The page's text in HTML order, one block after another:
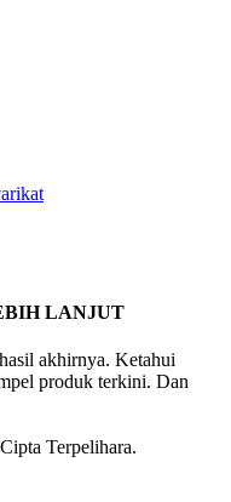
LANJUT
akhirnya. Ketahui
produk terkini. Dan
Terpelihara.